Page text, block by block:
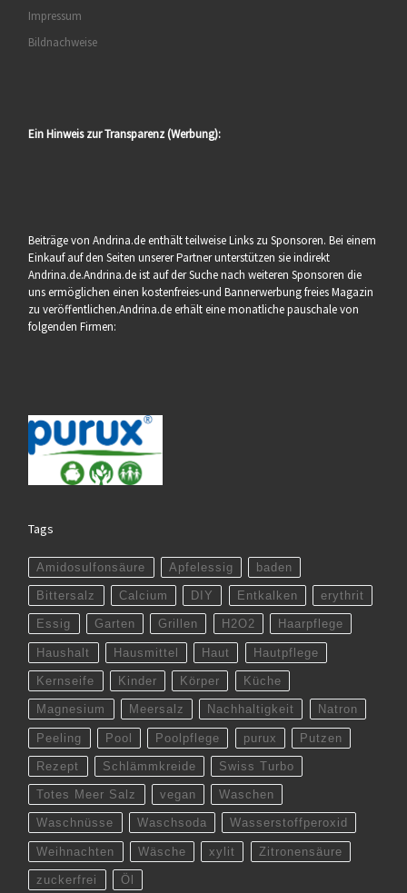
Impressum
Bildnachweise
Ein Hinweis zur Transparenz (Werbung):
Beiträge von Andrina.de enthält teilweise Links zu Sponsoren. Bei einem
Einkauf auf den Seiten unserer Partner unterstützen sie indirekt
Andrina.de.Andrina.de ist auf der Suche nach weiteren Sponsoren die
uns ermöglichen einen kostenfreies-und Bannerwerbung freies Magazin
zu veröffentlichen.Andrina.de erhält eine monatliche pauschale von
folgenden Firmen:
Tags
Amidosulfonsäure Apfelessig baden
Bittersalz Calcium DIY Entkalken erythrit
Essig Garten Grillen H2O2 Haarpflege
Haushalt Hausmittel Haut Hautpflege
Kernseife Kinder Körper Küche
Magnesium Meersalz Nachhaltigkeit Natron
Peeling Pool Poolpflege purux Putzen
Rezept Schlämmkreide Swiss Turbo
Totes Meer Salz vegan Waschen
Waschnüsse Waschsoda Wasserstoffperoxid
Weihnachten Wäsche xylit Zitronensäure
zuckerfrei Öl